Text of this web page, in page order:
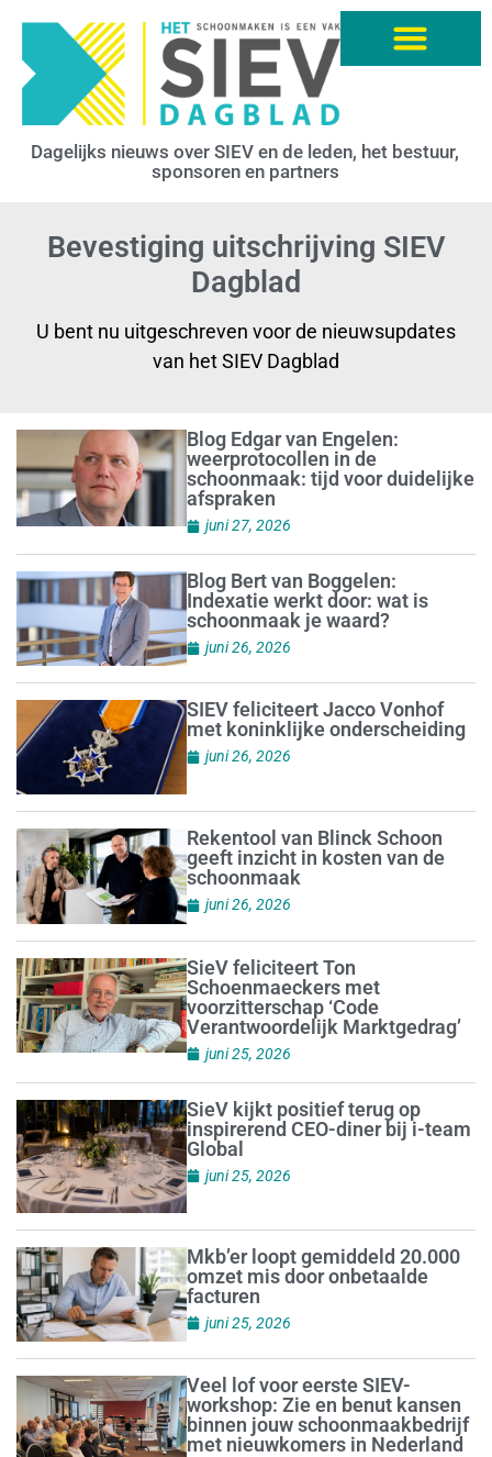
Dagelijks nieuws over SIEV en de leden, het bestuur,
sponsoren en partners
Bevestiging uitschrijving SIEV
Dagblad
U bent nu uitgeschreven voor de nieuwsupdates
van het SIEV Dagblad
Blog Edgar van Engelen:
weerprotocollen in de
schoonmaak: tijd voor duidelijke
afspraken
juni 27, 2026
Blog Bert van Boggelen:
Indexatie werkt door: wat is
schoonmaak je waard?
juni 26, 2026
SIEV feliciteert Jacco Vonhof
met koninklijke onderscheiding
juni 26, 2026
Rekentool van Blinck Schoon
geeft inzicht in kosten van de
schoonmaak
juni 26, 2026
SieV feliciteert Ton
Schoenmaeckers met
voorzitterschap ‘Code
Verantwoordelijk Marktgedrag’
juni 25, 2026
SieV kijkt positief terug op
inspirerend CEO-diner bij i-team
Global
juni 25, 2026
Mkb’er loopt gemiddeld 20.000
omzet mis door onbetaalde
facturen
juni 25, 2026
Veel lof voor eerste SIEV-
workshop: Zie en benut kansen
binnen jouw schoonmaakbedrijf
met nieuwkomers in Nederland